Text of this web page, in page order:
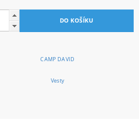
CAMP DAVID
Vesty